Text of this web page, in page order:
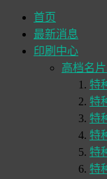
首页
最新消息
印刷中心
高档名片
特
特
特
特
特
特